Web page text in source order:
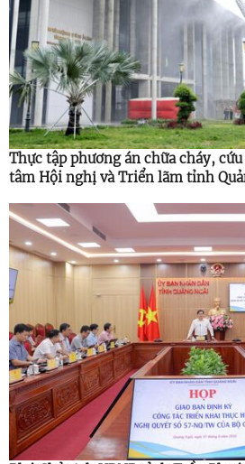
Thực tập phương án chữa cháy,
tâm Hội nghị và Triển lãm tỉnh